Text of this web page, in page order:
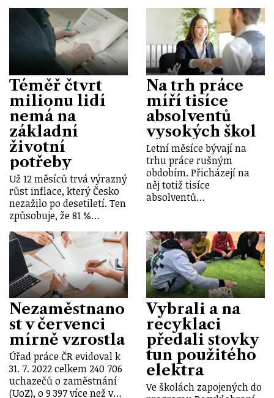
Téměř čtvrt
milionu lidí
nemá na
základní
životní
potřeby
Už 12 měsíců trvá výrazný
růst inflace, který Česko
nezažilo po desetiletí. Ten
způsobuje, že 81 %…
Na trh práce
míří tisíce
absolventů
vysokých škol
Letní měsíce bývají na
trhu práce rušným
obdobím. Přicházejí na
něj totiž tisíce
absolventů…
Nezaměstnano
st v červenci
mírně vzrostla
Úřad práce ČR evidoval k
31. 7. 2022 celkem 240 706
uchazečů o zaměstnání
(UoZ), o 9 397 více než v…
Vybrali a na
recyklaci
předali stovky
tun použitého
elektra
Ve školách zapojených do